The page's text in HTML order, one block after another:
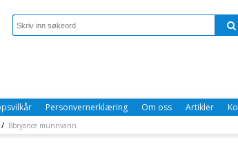
Personvernerklæring Om oss Artikler
/ Bbryance munnvann